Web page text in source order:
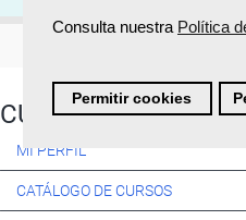
Consulta nuestra Política
Permitir cookies
CURSOS:
MI PERFIL
CATÁLOGO DE CURSOS